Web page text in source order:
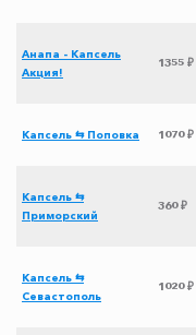
Анапа - Капсель
Акция!
1355 ₽
Капсель ⇆ Поповка 1070 ₽
Капсель ⇆
Приморский
360 ₽
Капсель ⇆
Севастополь
1020 ₽